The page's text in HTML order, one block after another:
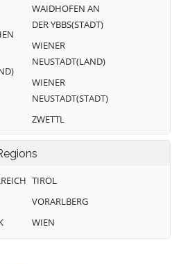
WAIDHOFEN AN
DER YBBS(STADT)
WIENER
NEUSTADT(LAND)
WIENER
NEUSTADT(STADT)
ZWETTL
TIROL
VORARLBERG
WIEN